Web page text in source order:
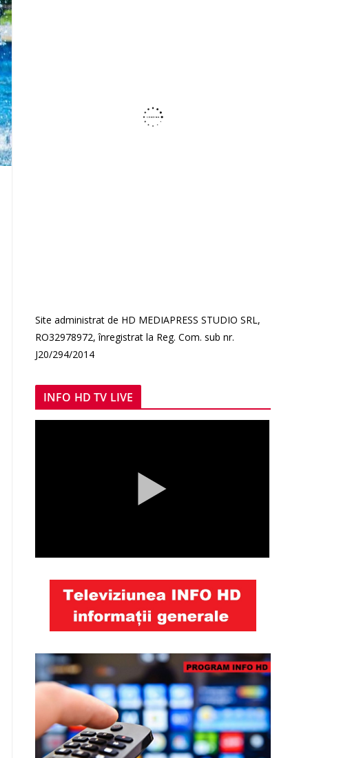
Site administrat de HD MEDIAPRESS STUDIO SRL,
RO32978972, înregistrat la Reg. Com. sub nr.
J20/294/2014
INFO HD TV LIVE